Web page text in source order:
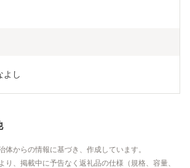
よし
体からの情報に基づき、作成しています。
り、掲載中に予告なく返礼品の仕様（規格、容量、